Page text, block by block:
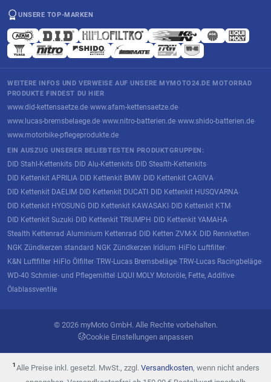
UNSERE TOP-MARKEN
WEITERE INFOS UND VERWEISE AUF UNSERE MYMOTO24.DE MOTORRAD
PRODUKTE FINDEST DU HIER
www.did-kettensaetze.de·www.afam-kettensaetze.de·
www.lucas-bremsbelaege.de·www.nitro-batterien.de·www.shido-batterien.de·
www.motorbike-pflegeprodukte.de
EIN AUSZUG UNSERER BELIEBTESTEN PRODUKTGRUPPEN:
DID Stahl-Kettenkits· DID Alu-Kettenkits· DID Stealth-Kettenkits·
DID Kettenkit APRILIA· DID Kettenkit BMW· DID Kettenkit CAGIVA·
DID Kettenkit DAELIM· DID Kettenkit DUCATI· DID Kettenkit HUSQVARNA·
DID Kettenkit HYOSUNG· DID Kettenkit KAWASAKI· DID Kettenkit KTM·
DID Kettenkit Suzuki· DID Kettenkit TRIUMPH· DID Kettenkit YAMAHA·
Stealth Kettenrad·Aluminium Kettenrad· DID Ketten ZVM-X· DID Rennketten·
NGK Zündkerzen standard· NGK Zündkerzen Iridium· HiFlo Luftfilter·
K&N Luftfilter· HiFlo Ölfilter·TRW-Lucas Bremsbeläge·TRW-Lucas Racingbeläge·
WD-40 Schmier- und Pflegemittel· LIQUI MOLY Motoröle, Fette, Additive·
Ölablassventile
© 2026 myMoto GmbH. Alle Rechte vorbehalten.
Cookie Einstellungen anpassen
¹Alle Preise inkl. gesetzl. MwSt., zzgl. Versandkosten, wenn nicht anders